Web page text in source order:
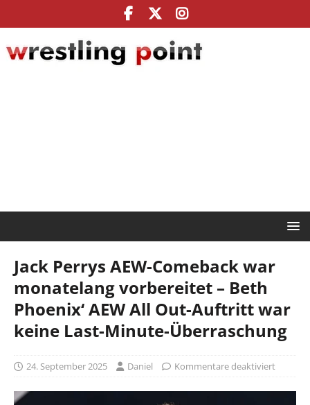
Jack Perrys AEW-Comeback war
monatelang vorbereitet – Beth
Phoenix‘ AEW All Out-Auftritt war
keine Last-Minute-Überraschung
24. September 2025 Daniel Kommentare deaktiviert